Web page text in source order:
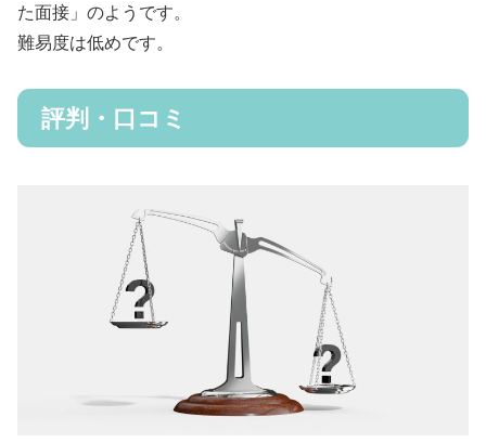
た面接」のようです。
難易度は低めです。
評判・口コミ